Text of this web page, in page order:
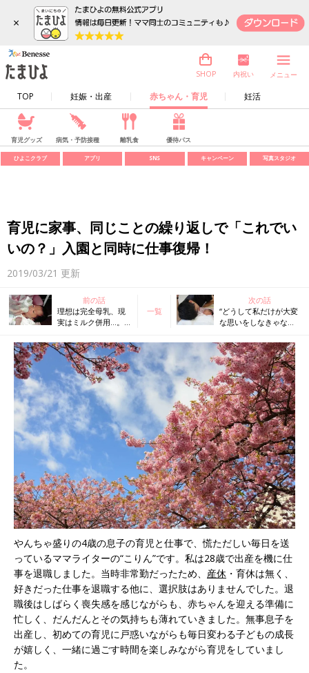
×
TOP 妊娠・出産 赤ちゃん・育児 妊活
SHOP 内祝い メニュー
育児グッズ 病気・予防接種 離乳食 優待パス
ひよこクラブ アプリ SNS キャンペーン 写真スタジオ
育児に家事、同じことの繰り返しで「これでい
いの？」入園と同時に仕事復帰！
2019/03/21 更新
前の話
理想は完全母乳、現
実はミルク併用…。
私の【授乳体験記】
一覧
次の話
“どうして私だけが大変
な思いをしなきゃなら
発した日
やんちゃ盛りの4歳の息子の育児と仕事で、慌ただしい毎日を送
っているママライターの“こりん”です。私は28歳で出産を機に仕
事を退職しました。当時非常勤だったため、 産休 ・育休は無く、
好きだった仕事を退職する他に、選択肢はありませんでした。退
職後はしばらく喪失感を感じながらも、赤ちゃんを迎える準備に
忙しく、だんだんとその気持ちも薄れていきました。無事息子を
出産し、初めての育児に戸惑いながらも毎日変わる子どもの成長
が嬉しく、一緒に過ごす時間を楽しみながら育児をしていまし
た。